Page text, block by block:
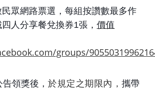
民眾網路票選，每組按讚數最多作
人分享餐兌換券1張， 價值
groups/
領獎後， 於規定之期限內，攜帶